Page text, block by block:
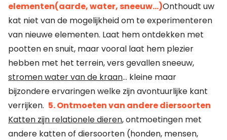
elementen(aarde, water, sneeuw…)Onthoudt uw
kat niet van de mogelijkheid om te experimenteren
van nieuwe elementen. Laat hem ontdekken met
pootten en snuit, maar vooral laat hem plezier
hebben met het terrein, vers gevallen sneeuw,
stromen water van de kraan… kleine maar
bijzondere ervaringen welke zijn avontuurlijke kant
verrijken. 5. Ontmoeten van andere diersoorten
Katten zijn relationele dieren, ontmoetingen met
andere katten of diersoorten (honden, mensen,